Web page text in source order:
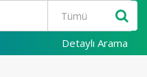
Detaylı Arama